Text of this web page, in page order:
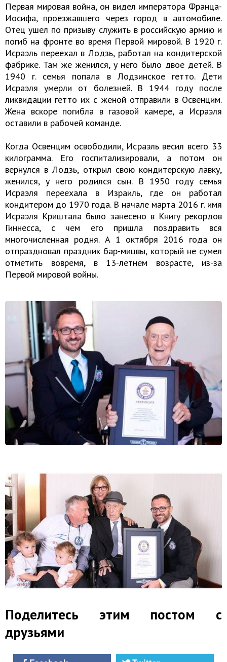
Первая мировая война, он видел императора Франца-
Иосифа, проезжавшего через город в автомобиле.
Отец ушел по призыву служить в российскую армию и
погиб на фронте во время Первой мировой. В 1920 г.
Исраэль переехал в Лодзь, работал на кондитерской
фабрике. Там же женился, у него было двое детей. В
1940 г. семья попала в Лодзинское гетто. Дети
Исраэля умерли от болезней. В 1944 году после
ликвидации гетто их с женой отправили в Освенцим.
Жена вскоре погибла в газовой камере, а Исраэля
оставили в рабочей команде.
Когда Освенцим освободили, Исраэль весил всего 33
килограмма. Его госпитализировали, а потом он
вернулся в Лодзь, открыл свою кондитерскую лавку,
женился, у него родился сын. В 1950 году семья
Исраэля переехала в Израиль, где он работал
кондитером до 1970 года. В начале марта 2016 г. имя
Исраэля Криштала было занесено в Книгу рекордов
Гиннесса, с чем его пришла поздравить вся
многочисленная родня. А 1 октября 2016 года он
отпраздновал праздник бар-мицвы, который не сумел
отметить вовремя, в 13-летнем возрасте, из-за
Первой мировой войны.
Поделитесь этим постом с
друзьями